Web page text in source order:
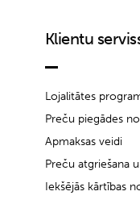
Klientu
Lojalitātes
Preču piegādes
Apmaksas veidi
Preču atgriešana
Iekšējās kārtības